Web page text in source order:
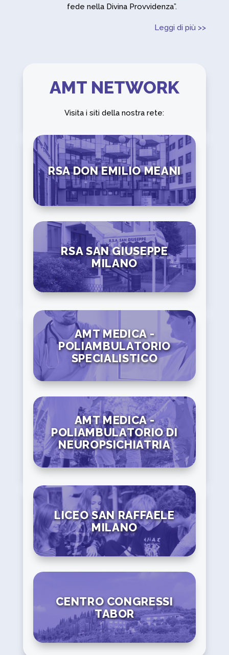
fede nella Divina Provvidenza”.
Leggi di più >>
AMT NETWORK
Visita i siti della nostra rete:
RSA DON EMILIO MEANI
RSA SAN GIUSEPPE
MILANO
AMT MEDICA -
POLIAMBULATORIO
SPECIALISTICO
AMT MEDICA -
POLIAMBULATORIO DI
NEUROPSICHIATRIA
LICEO SAN RAFFAELE
MILANO
CENTRO CONGRESSI
TABOR